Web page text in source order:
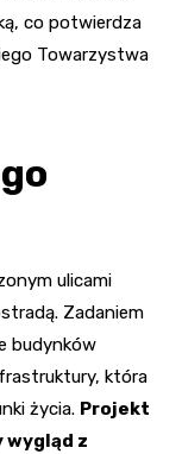
co potwierdza
Towarzystwa
ulicami
Zadaniem
budynków
która
życia. Projekt
wygląd z